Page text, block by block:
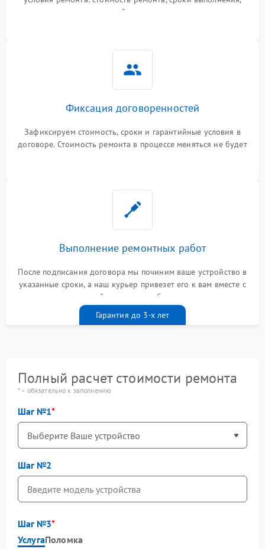
гарантийные условия
Фиксация договоренностей
Зафиксируем стоимость, сроки и гарантийные условия в
договоре. Стоимость ремонта в процессе меняться не будет
Выполнение ремонтных работ
После подписания договора мы починим ваше устройство в
указанные сроки, а наш курьер привезет его к вам вместе с
гарантийным талоном бесплатно
Гарантия до 3-х лет
Полный расчет стоимости ремонта
* – обязательно к заполнению
Шаг №1
Шаг №2
Шаг №3
УслугаПоломка